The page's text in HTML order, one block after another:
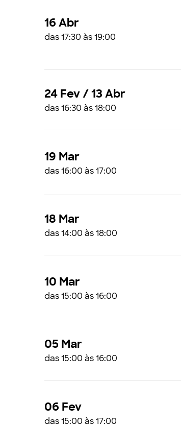
16 Abr
das 17:30 às 19:00
24 Fev / 13 Abr
das 16:30 às 18:00
19 Mar
das 16:00 às 17:00
18 Mar
das 14:00 às 18:00
10 Mar
das 15:00 às 16:00
05 Mar
das 15:00 às 16:00
06 Fev
das 15:00 às 17:00